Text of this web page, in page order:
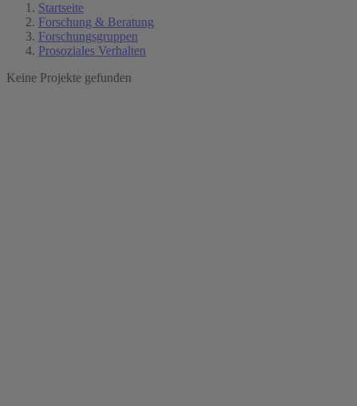
Startseite
Forschung & Beratung
Forschungsgruppen
Prosoziales Verhalten
Keine Projekte gefunden